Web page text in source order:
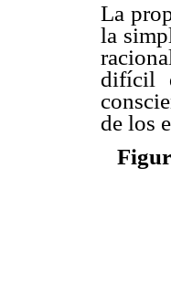
La
la
difícil
de los